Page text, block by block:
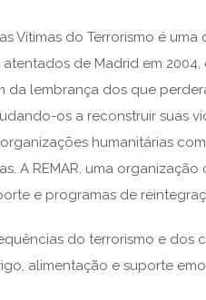
Vítimas do Terrorismo é
de Madrid em
da lembrança dos que
os a reconstruir suas
humanitárias
A REMAR, uma
e programas de
do terrorismo e dos
alimentação e suporte